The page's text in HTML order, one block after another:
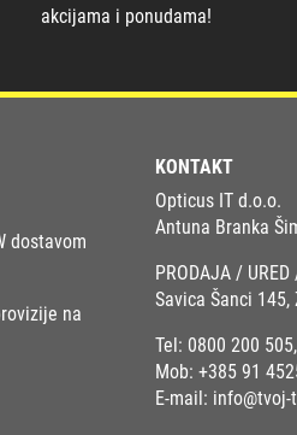
akcijama i ponudama!
dostavom
na
KONTAKT
Opticus IT d.o.o.
Antuna Branka
PRODAJA / URED
Savica Šanci 145,
Tel: 0800 200 505
Mob: +385 91
E-mail: info@tvoj-